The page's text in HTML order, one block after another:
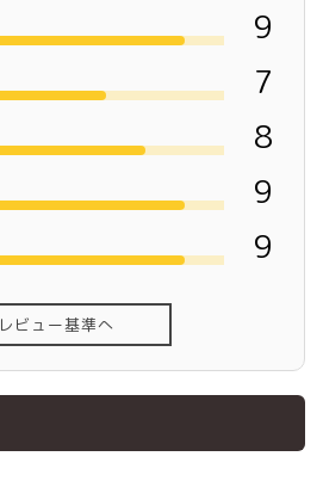
9
7
8
9
9
レビュー基準へ